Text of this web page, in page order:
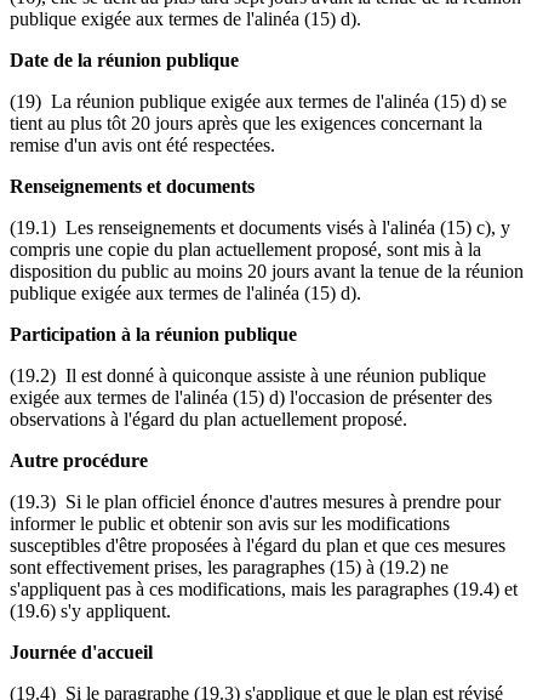
publique exigée aux termes de l'alinéa (15) d).
Date de la réunion publique
(19) La réunion publique exigée aux termes de l'alinéa (15) d) se
tient au plus tôt 20 jours après que les exigences concernant la
remise d'un avis ont été respectées.
Renseignements et documents
(19.1) Les renseignements et documents visés à l'alinéa (15) c), y
compris une copie du plan actuellement proposé, sont mis à la
disposition du public au moins 20 jours avant la tenue de la réunion
publique exigée aux termes de l'alinéa (15) d).
Participation à la réunion publique
(19.2) Il est donné à quiconque assiste à une réunion publique
exigée aux termes de l'alinéa (15) d) l'occasion de présenter des
observations à l'égard du plan actuellement proposé.
Autre procédure
(19.3) Si le plan officiel énonce d'autres mesures à prendre pour
informer le public et obtenir son avis sur les modifications
susceptibles d'être proposées à l'égard du plan et que ces mesures
sont effectivement prises, les paragraphes (15) à (19.2) ne
s'appliquent pas à ces modifications, mais les paragraphes (19.4) et
(19.6) s'y appliquent.
Journée d'accueil
(19.4) Si le paragraphe (19.3) s'applique et que le plan est révisé